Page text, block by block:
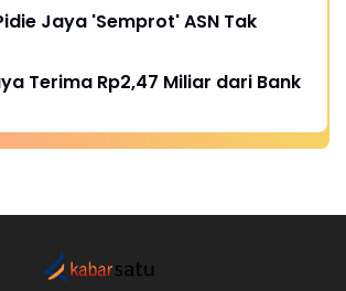
Jaya 'Semprot' ASN Tak
Terima Rp2,47 Miliar dari Bank